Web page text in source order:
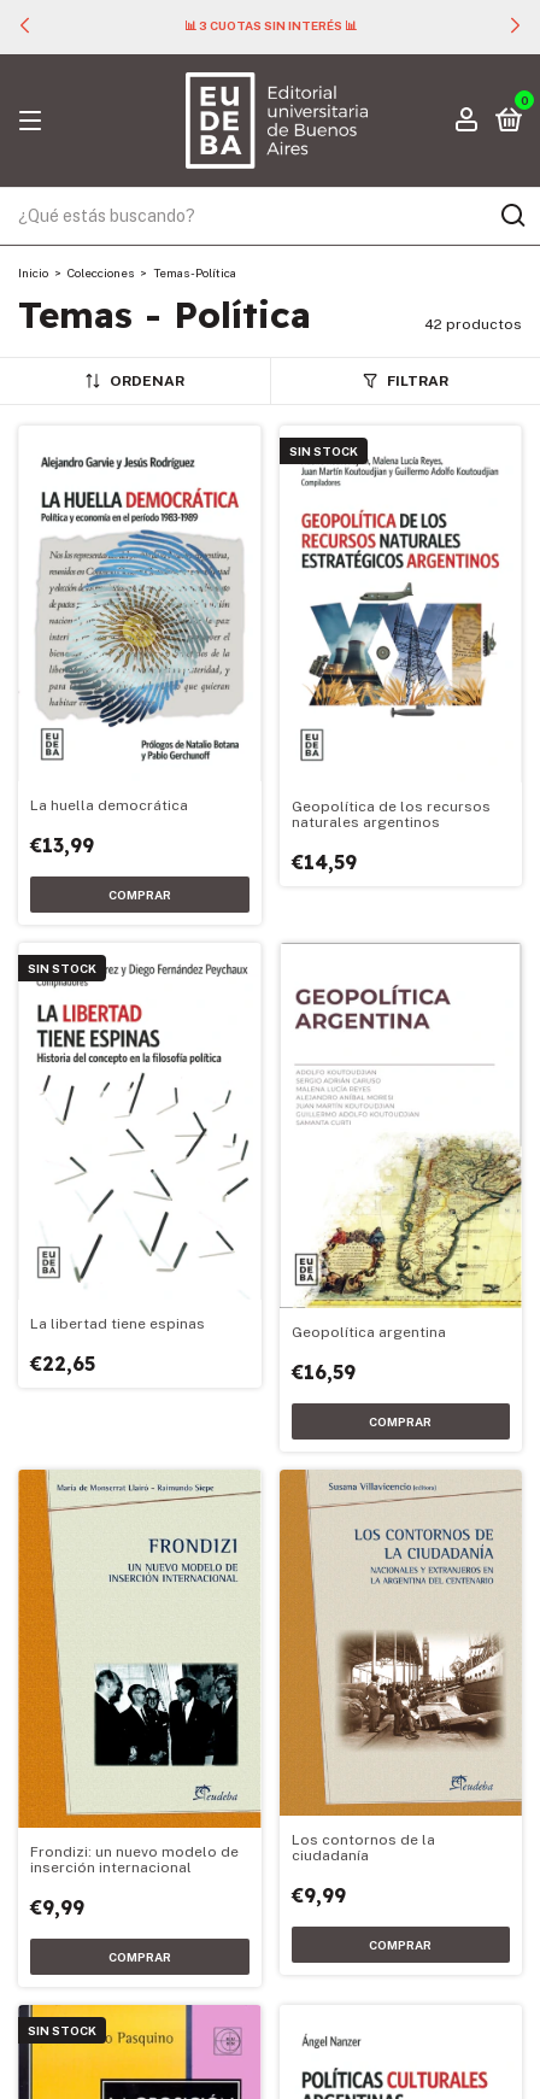
📊 3 CUOTAS SIN INTERÉS 📊
0
Inicio > Colecciones > Temas - Política
Temas - Política 42 productos
ORDENAR FILTRAR
La huella democrática
€13,99
SIN STOCK
Geopolítica de los recursos
naturales argentinos
€14,59
SIN STOCK
La libertad tiene espinas
€22,65
Geopolítica argentina
€16,59
Frondizi: un nuevo modelo de
inserción internacional
€9,99
Los contornos de la
ciudadanía
€9,99
SIN STOCK